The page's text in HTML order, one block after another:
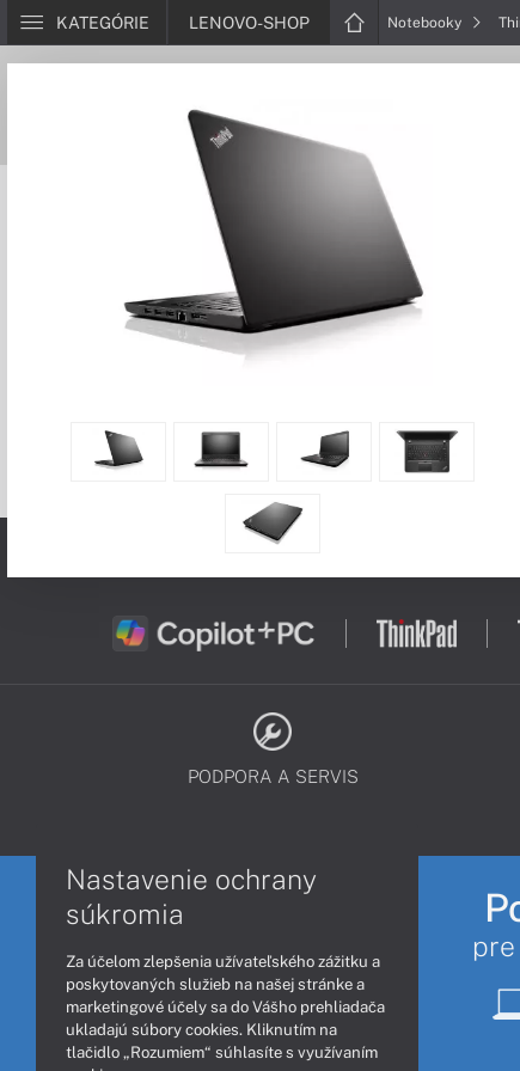
KATEGÓRIE LENOVO-SHOP Notebooky
PODPORA A SERVIS
Nastavenie ochrany
súkromia
Za účelom zlepšenia užívateľského zážitku a
poskytovaných služieb na našej stránke a
marketingové účely sa do Vášho prehliadača
ukladajú súbory cookies. Kliknutím na
tlačidlo „Rozumiem“ súhlasíte s využívaním